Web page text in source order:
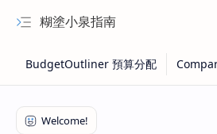
糊塗小泉指南